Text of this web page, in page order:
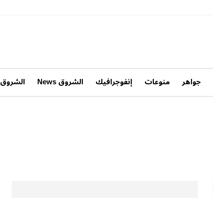
جواهر منوعات إنفوجرافيك الشروق News الشروق TV